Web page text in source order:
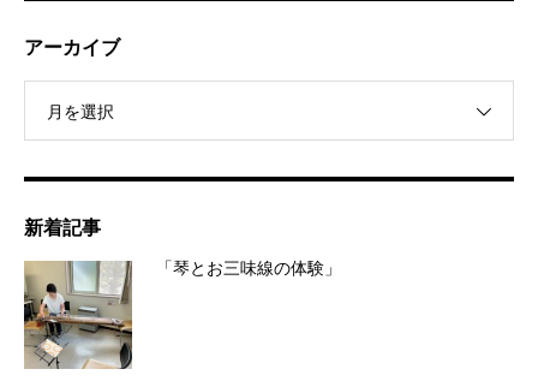
アーカイブ
月を選択
新着記事
「琴とお三味線の体験」